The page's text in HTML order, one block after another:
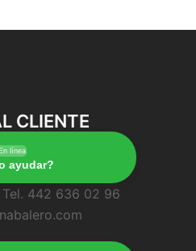
CLIENTE
En línea
ayudar?
Tel. 442 636 02 96